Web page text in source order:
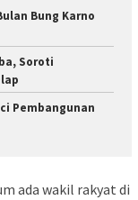
Bung Karno
Soroti
Pembangunan
ada wakil rakyat di